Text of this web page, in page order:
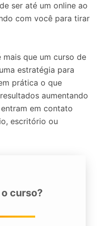
ser até um online ao
com você para tirar
que um curso de
estratégia para
prática o que
aumentando
em contato
escritório ou
curso?